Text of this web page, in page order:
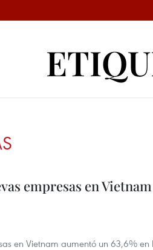
empresas en
en Vietnam aumentó un 63,6% en